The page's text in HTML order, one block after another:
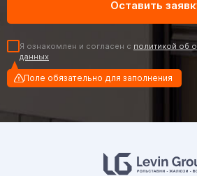
Я ознакомлен и согласен с политикой об
данных
Поле обязательно для заполнения